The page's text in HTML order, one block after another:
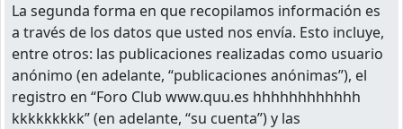
La segunda forma en que recopilamos información es
a través de los datos que usted nos envía. Esto incluye,
entre otros: las publicaciones realizadas como usuario
anónimo (en adelante, “publicaciones anónimas”), el
registro en “Foro Club www.quu.es hhhhhhhhhhhh
kkkkkkkkk” (en adelante, “su cuenta”) y las